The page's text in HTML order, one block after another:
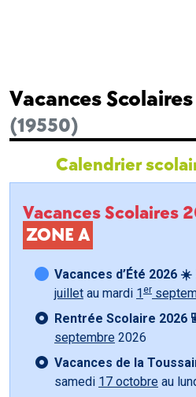
Vacances
(19550)
Calendrier
Vacances Scolaires
ZONE A
Vacances d’Été 2026 ☀️
juillet au mardi 1 er
Rentrée Scolaire 2026
septembre 2026
Vacances de la
samedi 17 octobre au